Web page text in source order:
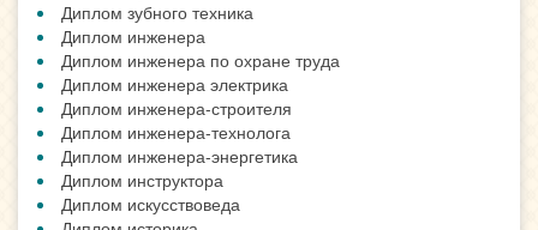
Диплом зубного техника
Диплом инженера
Диплом инженера по охране труда
Диплом инженера электрика
Диплом инженера-строителя
Диплом инженера-технолога
Диплом инженера-энергетика
Диплом инструктора
Диплом искусствоведа